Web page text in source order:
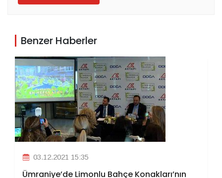
Benzer Haberler
03.12.2021 15:35
Ümraniye’de Limonlu Bahçe Konakları’nın